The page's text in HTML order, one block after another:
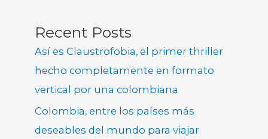
Recent Posts
Así es Claustrofobia, el primer thriller
hecho completamente en formato
vertical por una colombiana
Colombia, entre los países más
deseables del mundo para viajar